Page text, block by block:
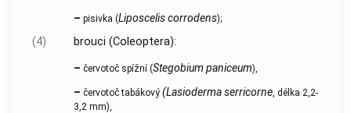
– pisivka (Liposcelis corrodens);
(4) brouci (Coleoptera):
– červotoč spížní (Stegobium paniceum),
– červotoč tabákový (Lasioderma serricorne, délka 2,2-
3,2 mm),